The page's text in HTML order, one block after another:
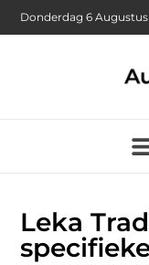
Donderdag 6
Leka